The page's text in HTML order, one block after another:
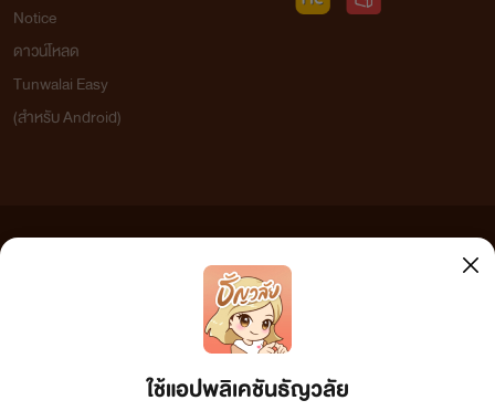
ใช้แอปพลิเคชันธัญวลัย
Notice
ดาวน์โหลด
Tunwalai Easy
(สำหรับ Android)
เว็บไซต์แห่งนี้ไม่ได้เห็นด้วยและไม่ขอรับผิดชอบต่อข้อความใดๆ ทั้งสิ้น ดังนั้นผู้อ่านทุกท่านโปรดใช้
วิจารณญาณในการกลั่นกรองด้วยตนเอง และหากท่านพบข้อความใดๆ ที่ขัดต่อกฎหมายและศีลธรรม
กรุณาแจ้งมาที่ tunwalai@ookbee.com เพื่อทีมงานจะได้ดำเนินการในทันที ทั้งนี้ ทางเว็บไซต์ขอสงวน
ลิขสิทธิ์ตามพระราชบัญญัติลิขสิทธิ์ (ฉบับเพิ่มเติม) พ.ศ.2558